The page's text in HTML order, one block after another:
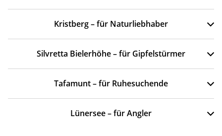
Kristberg – für Naturliebhaber
Silvretta Bielerhöhe – für Gipfelstürmer
Tafamunt – für Ruhesuchende
Lünersee – für Angler